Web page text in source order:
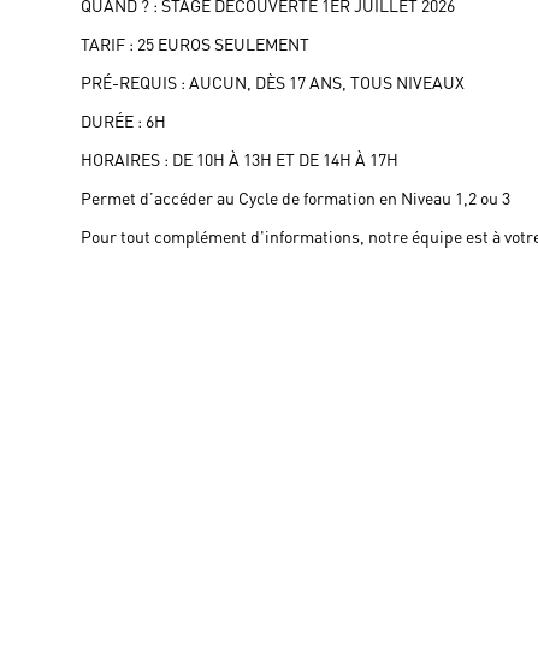
QUAND ? : STAGE DÉCOUVERTE 1ER JUILLET 2026
TARIF : 25 EUROS SEULEMENT
PRÉ-REQUIS : AUCUN, DÈS 17 ANS, TOUS NIVEAUX
DURÉE : 6H
HORAIRES : DE 10H À 13H ET DE 14H À 17H
Permet d’accéder au Cycle de formation en Niveau 1,2 ou 3
Pour tout complément d'informations, notre équipe est à